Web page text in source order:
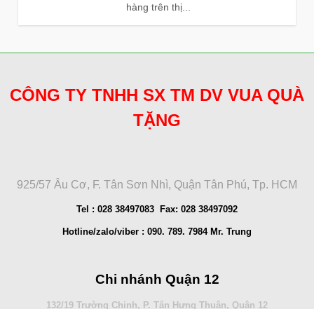
hàng trên thị...
CÔNG TY TNHH SX TM DV VUA QUÀ
TẶNG
925/57 Âu Cơ, F. Tân Sơn Nhì, Quận Tân Phú, Tp. HCM
Tel : 028 38497083 Fax: 028 38497092
Hotline/zalo/viber : 090. 789. 7984 Mr. Trung
Chi nhánh Quận 12
132/19 Trường Chinh, P. Tân Hưng Thuận, Quận 12